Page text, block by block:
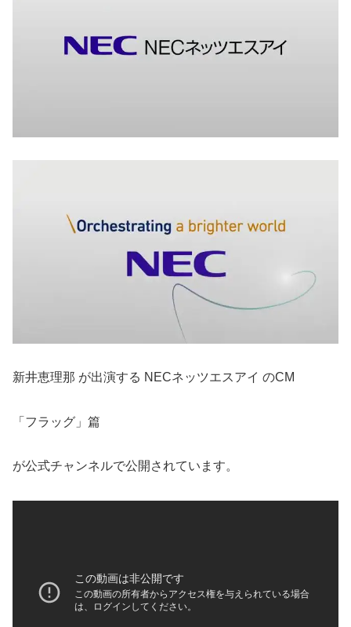
新井恵理那 が出演する NECネッツエスアイ のCM
「フラッグ」篇
が公式チャンネルで公開されています。